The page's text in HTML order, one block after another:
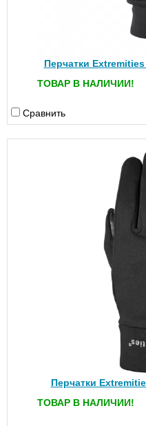
Перчатки
ТОВАР В НАЛИЧИИ!
Сравнить
Перчатки
ТОВАР В НАЛИЧИИ!